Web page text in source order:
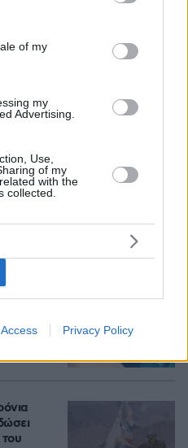
and its third-party tags to
purposes in below Google
of my
my
Advertising.
Use,
of my
with the
collected.
Privacy Policy
και ο
Καταγγέλλει
και πληρωμένους
Loaded:
100.00%
ΙΧ
163
στην
105